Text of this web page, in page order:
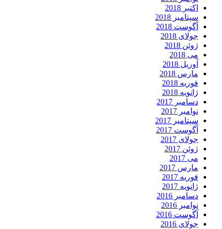
اکتبر 2018
سپتامبر 2018
آگوست 2018
جولای 2018
ژوئن 2018
می 2018
آوریل 2018
مارس 2018
فوریه 2018
ژانویه 2018
دسامبر 2017
نوامبر 2017
سپتامبر 2017
آگوست 2017
جولای 2017
ژوئن 2017
می 2017
مارس 2017
فوریه 2017
ژانویه 2017
دسامبر 2016
نوامبر 2016
آگوست 2016
جولای 2016